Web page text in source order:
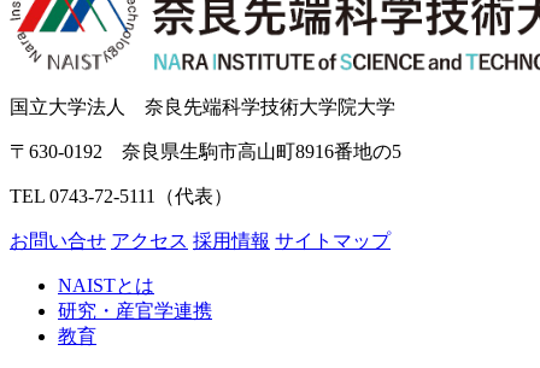
国立大学法人 奈良先端科学技術大学院大学
〒630-0192 奈良県生駒市高山町8916番地の5
TEL 0743-72-5111（代表）
お問い合せ アクセス 採用情報 サイトマップ
NAISTとは
研究・産官学連携
教育